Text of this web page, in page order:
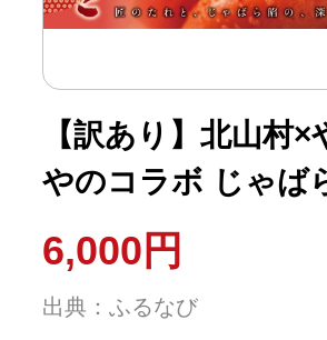
【訳あり】北山村×
やのコラボ じゃば
太 無着色 360g 数量
辛子明太子 明太子
やまや【ymy100-
6,000円
出典：ふるなび